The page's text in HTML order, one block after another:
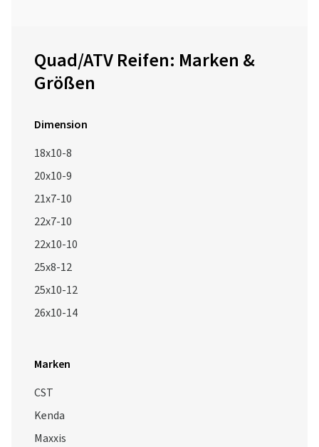
Quad/ATV Reifen: Marken &
Größen
Dimension
18x10-8
20x10-9
21x7-10
22x7-10
22x10-10
25x8-12
25x10-12
26x10-14
Marken
CST
Kenda
Maxxis